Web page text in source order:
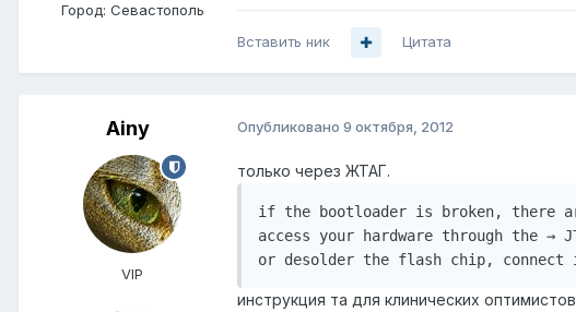
Город: Севастополь
Вставить ник Цитата
Ainy
VIP
Опубликовано 9 октября, 2012
только через ЖТАГ.
if the bootloader is broken, there
access your hardware through the
инструкция та для клинических